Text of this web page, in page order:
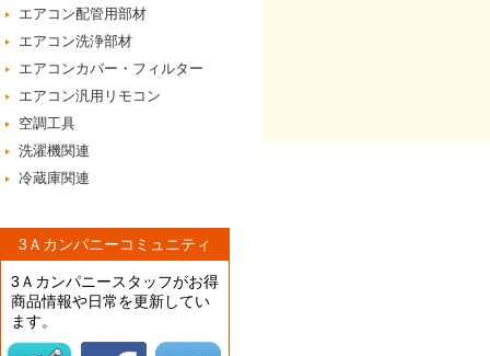
エアコン配管用部材
エアコン洗浄部材
エアコンカバー・フィルター
エアコン汎用リモコン
空調工具
洗濯機関連
冷蔵庫関連
3Ａカンパニーコミュニティ
3Ａカンパニースタッフがお得
商品情報や日常を更新してい
ます。